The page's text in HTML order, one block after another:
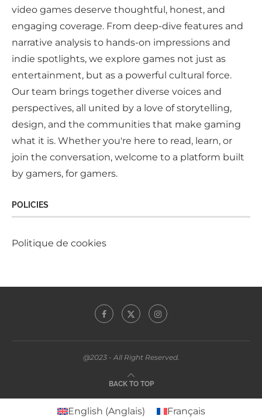
video games deserve thoughtful, honest, and
engaging coverage. From deep-dive features and
narrative analysis to hands-on impressions and
indie spotlights, we explore games not just as
entertainment, but as a powerful cultural force.
Our team brings together diverse voices and
perspectives, all united by a love of storytelling,
design, and the communities that make gaming
what it is. Whether you're here to read, learn, or
join the conversation, welcome to a platform built
by gamers, for gamers.
POLICIES
Politique de cookies
@2023 - All Right Reserved.
BACK TO TOP
English (Anglais) Français